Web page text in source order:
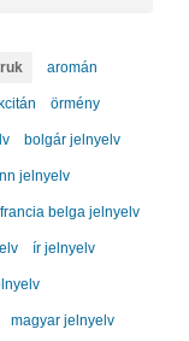
aromán
örmény
bolgár jelnyelv
jelnyelv
francia belga jelnyelv
ír jelnyelv
magyar jelnyelv